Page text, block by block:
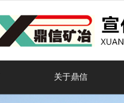
很遗憾，因您的浏览器版本
关于鼎信